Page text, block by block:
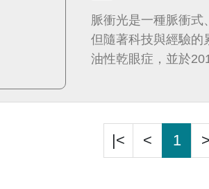
脈衝光是一種脈衝式
但隨著科技與經驗的
油性乾眼症，並於
|< < 1 >